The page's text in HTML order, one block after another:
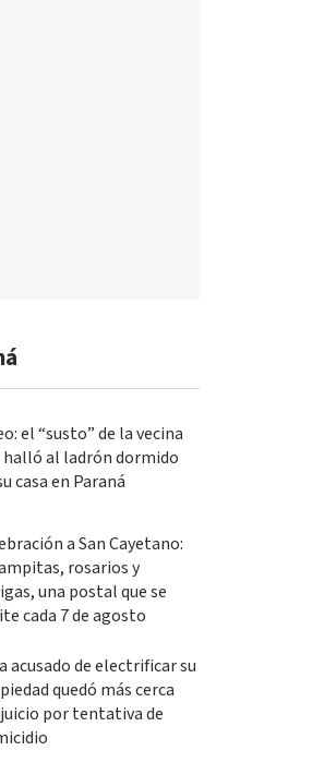
el “susto” de la vecina
halló al ladrón dormido
casa en Paraná
a San Cayetano:
rosarios y
una postal que se
cada 7 de agosto
acusado de electrificar su
quedó más cerca
por tentativa de